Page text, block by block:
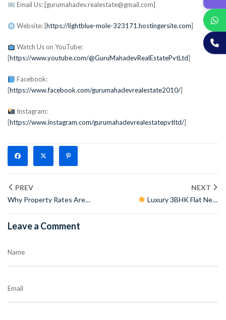
Email Us: [gurumahadev.realestate@gmail.com]
Website: [https://lightblue-mole-323171.hostingersite.com]
Watch Us on YouTube:
[https://www.youtube.com/@GuruMahadevRealEstatePvtLtd]
Facebook:
[https://www.facebook.com/gurumahadevrealestate2010/]
Instagram:
[https://www.instagram.com/gurumahadevrealestatepvtltd/]
PREV
Why Property Rates Are
Increasing in Delhi-NCR
NEXT
Luxury 3BHK Flat Near
Nawada Metro | Fully
Leave a Comment
Name
Email